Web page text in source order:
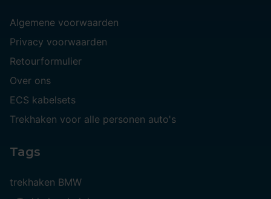
Algemene voorwaarden
Privacy voorwaarden
Retourformulier
Over ons
ECS kabelsets
Trekhaken voor alle personen auto's
Tags
trekhaken BMW